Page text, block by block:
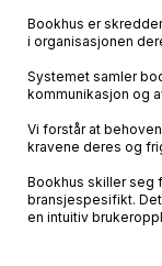
Bookhus er
i organisasjonen
Systemet samler
kommunikasjon og
Vi forstår at
kravene deres og
Bookhus skiller seg
bransjespesifikt.
en intuitiv